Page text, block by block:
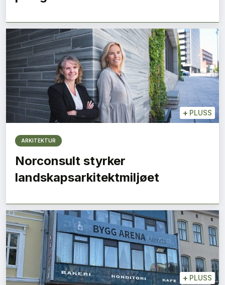
+ PLUSS
ARKITEKTUR
Norconsult styrker
landskapsarkitektmiljøet
+ PLUSS